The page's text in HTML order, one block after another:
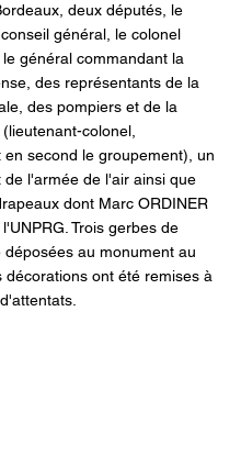
deux députés, le
général, le colonel
général commandant la
des représentants de la
des pompiers et de la
colonel,
en second le groupement), un
de l'armée de l'air ainsi que
dont Marc ORDINER
Trois gerbes de
déposées au monument au
décorations ont été remises à